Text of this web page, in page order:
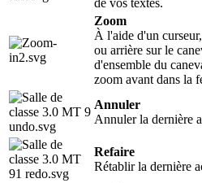
de vos textes.
Zoom
À l'aide d'un
ou arrière sur le
d'ensemble du
zoom avant dans la
Annuler
Annuler la dernière
Refaire
Rétablir la dernière